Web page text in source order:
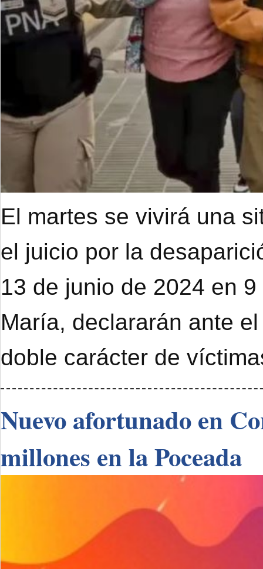
El martes se vivirá una
el juicio por la
13 de junio de 2024 en
María, declararán ante
doble carácter de
Nuevo afortunado en
millones en la Poceada